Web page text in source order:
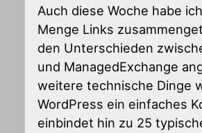
Auch diese Woche habe
Menge Links
den Unterschieden
und ManagedExchange
weitere technische Dinge
WordPress ein einfaches
einbindet hin zu 25